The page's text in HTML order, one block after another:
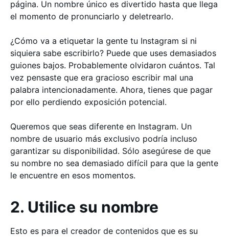
página. Un nombre único es divertido hasta que llega
el momento de pronunciarlo y deletrearlo.
¿Cómo va a etiquetar la gente tu Instagram si ni
siquiera sabe escribirlo? Puede que uses demasiados
guiones bajos. Probablemente olvidaron cuántos. Tal
vez pensaste que era gracioso escribir mal una
palabra intencionadamente. Ahora, tienes que pagar
por ello perdiendo exposición potencial.
Queremos que seas diferente en Instagram. Un
nombre de usuario más exclusivo podría incluso
garantizar su disponibilidad. Sólo asegúrese de que
su nombre no sea demasiado difícil para que la gente
le encuentre en esos momentos.
2. Utilice su nombre
Esto es para el creador de contenidos que es su